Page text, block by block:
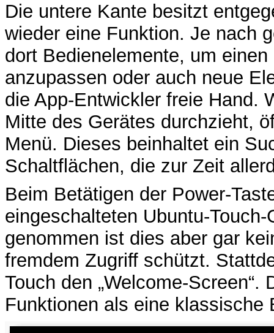
Die untere Kante besitzt
wieder eine Funktion. Je nach
dort Bedienelemente, um
anzupassen oder auch neue
die App-Entwickler freie Hand.
Mitte des Gerätes durchzieht,
Menü. Dieses beinhaltet ein
Schaltflächen, die zur Zeit
Beim Betätigen der Power-
eingeschalteten Ubuntu-
genommen ist dies aber gar
fremdem Zugriff schützt.
Touch den „Welcome-
Funktionen als eine klassische